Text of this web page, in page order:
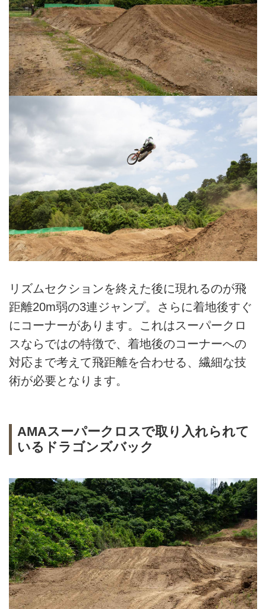
リズムセクションを終えた後に現れるのが飛
距離20m弱の3連ジャンプ。さらに着地後すぐ
にコーナーがあります。これはスーパークロ
スならではの特徴で、着地後のコーナーへの
対応まで考えて飛距離を合わせる、繊細な技
術が必要となります。
AMAスーパークロスで取り入れられて
いるドラゴンズバック